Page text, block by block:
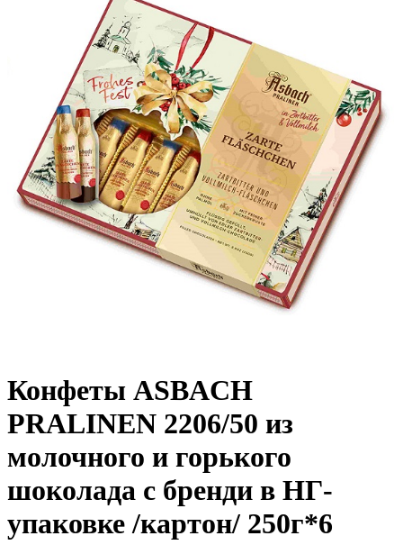
Конфеты ASBACH
PRALINEN 2206/50 из
молочного и горького
шоколада с бренди в НГ-
упаковке /картон/ 250г*6